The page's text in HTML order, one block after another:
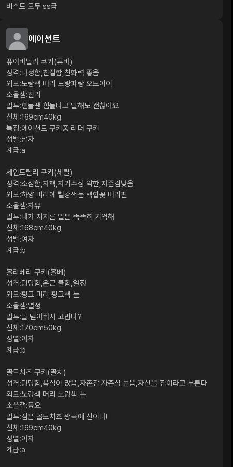
비스트 모두 ss급
에이션트
퓨어바닐라 쿠키(퓨바)
성격:다정함,친절함,친화력 좋음
외모:노랑색 머리 노랑파랑 오드아이
소울잼:진리
말투:힘들땐 힘들다고 말해도 괜찮아요
신체:169cm40kg
특징:에이션트 쿠키중 리더 쿠키
성별:남자
계급:a
세인트릴리 쿠키(세릴)
성격:소심함,자책,자기주장 약한,자존감낮음
외모:하양 머리에 빨강색눈 백합꽃 머리핀
소울잼:자유
말투:내가 저지른 일은 똑똑히 기억해
신체:168cm40kg
성별:여자
계급:b
홀리베리 쿠키(홀베)
성격:당당함,은근 쿨함,열정
외모:핑크 머리,핑크색 눈
소울잼:열정
말투:날 믿어줘서 고맙다?
신체:170cm50kg
성별:여자
계급:b
골드치즈 쿠키(골치)
성격:당당함,욕심이 많음,자존감 자존심 높음,자신을 짐이라고 부른다
외모:노랑색 머리 노랑색 눈
소울잼:풍요
말투:짐은 골드치즈 왕국에 신이다!
신체:169cm40kg
성별:여자
계급:a